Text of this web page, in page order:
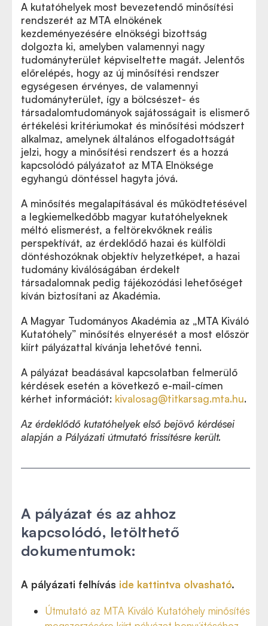
A kutatóhelyek most bevezetendő minősítési
rendszerét az MTA elnökének
kezdeményezésére elnökségi bizottság
dolgozta ki, amelyben valamennyi nagy
tudományterület képviseltette magát. Jelentős
előrelépés, hogy az új minősítési rendszer
egységesen érvényes, de valamennyi
tudományterület, így a bölcsészet- és
társadalomtudományok sajátosságait is elismerő
értékelési kritériumokat és minősítési módszert
alkalmaz, amelynek általános elfogadottságát
jelzi, hogy a minősítési rendszert és a hozzá
kapcsolódó pályázatot az MTA Elnöksége
egyhangú döntéssel hagyta jóvá.
A minősítés megalapításával és működtetésével
a legkiemelkedőbb magyar kutatóhelyeknek
méltó elismerést, a feltörekvőknek reális
perspektívát, az érdeklődő hazai és külföldi
döntéshozóknak objektív helyzetképet, a hazai
tudomány kiválóságában érdekelt
társadalomnak pedig tájékozódási lehetőséget
kíván biztosítani az Akadémia.
A Magyar Tudományos Akadémia az „MTA Kiváló
Kutatóhely” minősítés elnyerését a most először
kiírt pályázattal kívánja lehetővé tenni.
A pályázat beadásával kapcsolatban felmerülő
kérdések esetén a következő e-mail-címen
kérhet információt: kivalosag@titkarsag.mta.hu.
Az érdeklődő kutatóhelyek első bejövő kérdései
alapján a Pályázati útmutató frissítésre került.
A pályázat és az ahhoz
kapcsolódó, letölthető
dokumentumok:
A pályázati felhívás ide kattintva olvasható.
Útmutató az MTA Kiváló Kutatóhely minősítés